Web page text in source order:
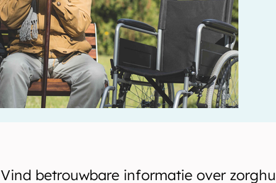
Vind betrouwbare informatie over